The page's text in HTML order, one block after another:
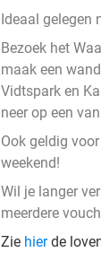
Ideaal gelegen
Bezoek het
maak een
Vidtspark en
neer op een
Ook geldig
weekend!
Wil je langer
meerdere
Zie hierde